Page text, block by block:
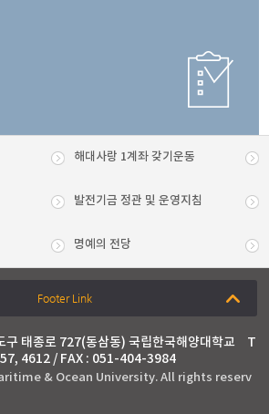
해대사랑 1계좌 갖기운동
발전기금 정관 및 운영지침
명예의 전당
Footer Link
태종로 727(동삼동) 국립한국해양대학교
T
4612 / FAX : 051-404-3984
& Ocean University. All rights reserv